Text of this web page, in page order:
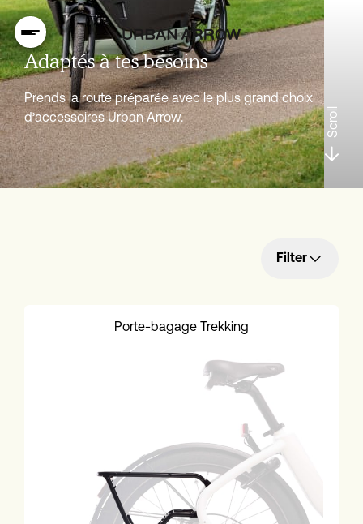
Adaptés à tes besoins
Prends la route préparée avec le plus grand choix
d’accessoires Urban Arrow.
Scroll
Filter
Porte-bagage Trekking